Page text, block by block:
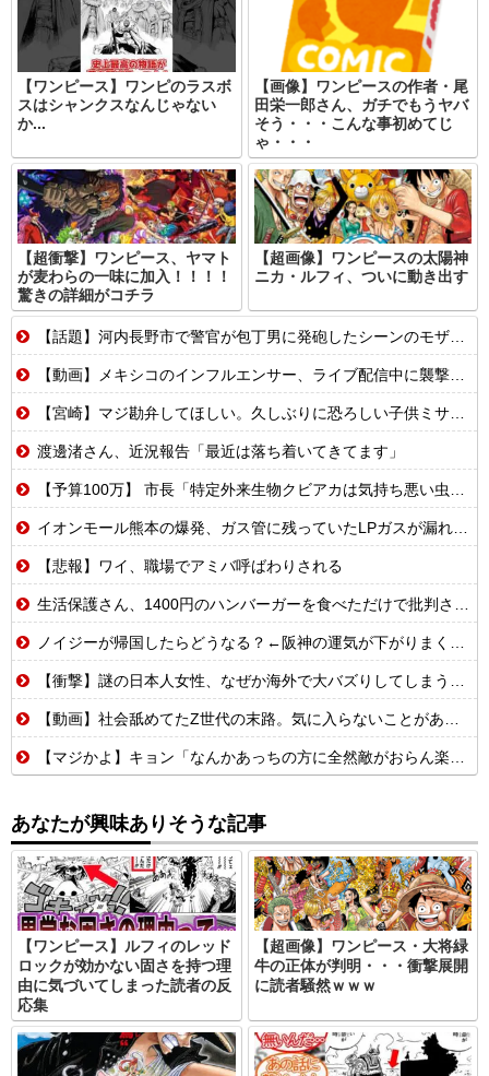
【ワンピース】ワンピのラスボ
スはシャンクスなんじゃない
か...
【画像】ワンピースの作者・尾
田栄一郎さん、ガチでもうヤバ
そう・・・こんな事初めてじ
ゃ・・・
【超衝撃】ワンピース、ヤマト
が麦わらの一味に加入！！！！
驚きの詳細がコチラ
【超画像】ワンピースの太陽神
ニカ・ルフィ、ついに動き出す
【話題】河内長野市で警官が包丁男に発砲したシーンのモザ無し映像が公開される。
【動画】メキシコのインフルエンサー、ライブ配信中に襲撃されて死亡。
【宮崎】マジ勘弁してほしい。久しぶりに恐ろしい子供ミサイルを見た。
渡邊渚さん、近況報告「最近は落ち着いてきてます」
【予算100万】 市長「特定外来生物クビアカは気持ち悪い虫だしそんな需要ないと思う」1匹300円相当の報奨金→初日に42万取られ焦り
イオンモール熊本の爆発、ガス管に残っていたLPガスが漏れたことが原因か 経産省が全国の大規模施設でガス供給設備の点検要請
【悲報】ワイ、職場でアミバ呼ばわりされる
生活保護さん、1400円のハンバーガーを食べただけで批判される
ノイジーが帰国したらどうなる？←阪神の運気が下がりまくるやろな
【衝撃】謎の日本人女性、なぜか海外で大バズりしてしまうwww
【動画】社会舐めてたZ世代の末路。気に入らないことがあれば退職代行で即退職!理想の職場を求め続けた結果
【マジかよ】キョン「なんかあっちの方に全然敵がおらん楽園あるらしいで!」
あなたが興味ありそうな記事
【ワンピース】ルフィのレッド
ロックが効かない固さを持つ理
由に気づいてしまった読者の反
応集
【超画像】ワンピース・大将緑
牛の正体が判明・・・衝撃展開
に読者騒然ｗｗｗ